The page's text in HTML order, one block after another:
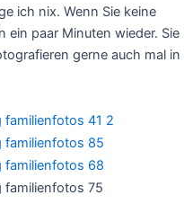
ich nix. Wenn Sie keine
ein paar Minuten wieder. Sie
gerne auch mal in